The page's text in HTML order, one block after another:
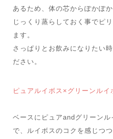
あるため、体の芯からぽかぽか
じっくり蒸らしておく事でピ
ます。
さっぱりとお飲みになりたい
ださい。
ピュアルイボス×グリーンルイ
ベースにピュアandグリーン
で、ルイボスのコクを感じつ